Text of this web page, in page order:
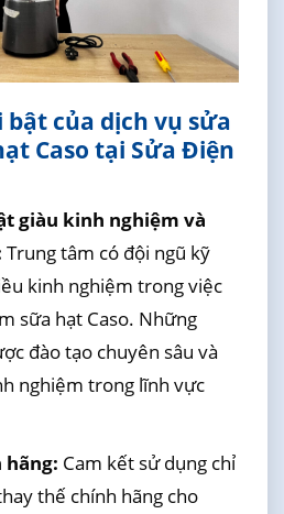
của dịch vụ sửa
Caso tại Sửa Điện
giàu kinh nghiệm và
Trung tâm có đội ngũ kỹ
kinh nghiệm trong việc
sữa hạt Caso. Những
đào tạo chuyên sâu và
nghiệm trong lĩnh vực
hãng: Cam kết sử dụng chỉ
thế chính hãng cho